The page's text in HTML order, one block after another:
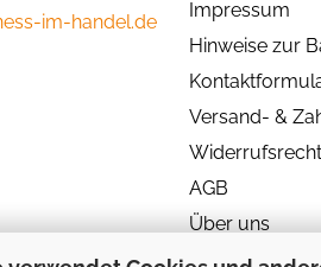
im-handel.de
Impressum
Hinweise zur
Versand- &
AGB
Über uns